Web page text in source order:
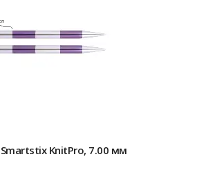
Smartstix KnitPro, 7.00 мм